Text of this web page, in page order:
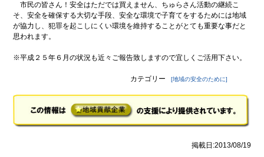
市民の皆さん！安全はただでは買えません、ちゅらさん活動の継続こ
そ、安全を確保する大切な手段、安全な環境で子育てをするためには地域
が協力し、犯罪を起こしにくい環境を維持することがとても重要な事だと
思われます。
※平成２５年６月の状況も近々ご報告致しますので宜しくご活用下さい。
カテゴリー [地域の安全のために]
掲載日:2013/08/19